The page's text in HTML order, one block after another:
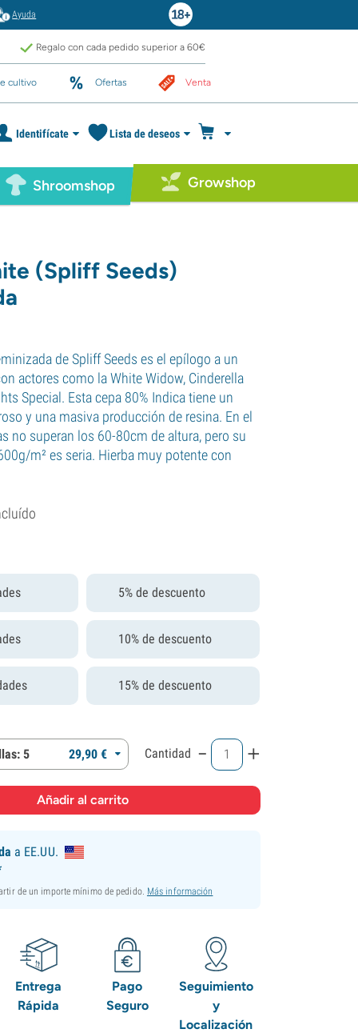
Ayuda
Regalo con cada pedido superior a 60€
cultivo Ofertas Venta
Identifícate Lista de deseos
Shroomshop Growshop
(Spliff Seeds)
de Spliff Seeds es el epílogo a un
actores como la White Widow, Cinderella
Special. Esta cepa 80% Indica tiene un
y una masiva producción de resina. En el
no superan los 60-80cm de altura, pero su
m² es seria. Hierba muy potente con
5% de descuento
10% de descuento
15% de descuento
5 29,90 € Cantidad - +
a EE.UU.
de un importe mínimo de pedido. Más información
Entrega
Rápida
Pago
Seguro
Seguimiento
y
Localización